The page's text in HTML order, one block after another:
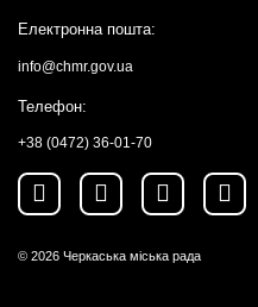
Електронна пошта:
info@chmr.gov.ua
Телефон:
+38 (0472) 36-01-70
© 2026 Черкаська міська рада